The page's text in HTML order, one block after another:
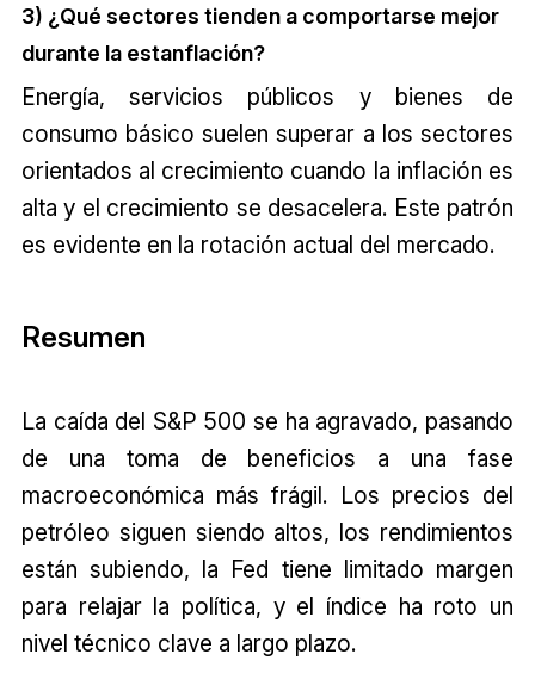
3) ¿Qué sectores tienden a comportarse mejor
durante la estanflación?
Energía, servicios públicos y bienes de
consumo básico suelen superar a los sectores
orientados al crecimiento cuando la inflación es
alta y el crecimiento se desacelera. Este patrón
es evidente en la rotación actual del mercado.
Resumen
La caída del S&P 500 se ha agravado, pasando
de una toma de beneficios a una fase
macroeconómica más frágil. Los precios del
petróleo siguen siendo altos, los rendimientos
están subiendo, la Fed tiene limitado margen
para relajar la política, y el índice ha roto un
nivel técnico clave a largo plazo.